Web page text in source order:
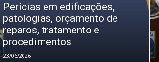
Perícias em edificações,
patologias, orçamento de
reparos, tratamento e
procedimentos
23/06/2026